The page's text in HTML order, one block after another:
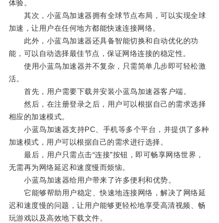
体验。
其次，小蓝鸟加速器拥有全球节点布局，可以实现全球
加速，让用户在任何地方都能快速连接网络。
此外，小蓝鸟加速器还具备智能切换和自动优化的功
能，可以自动选择最佳节点，保证网络连接的稳定性。
使用小蓝鸟加速器并不复杂，只需简单几步即可轻松激
活。
首先，用户需要下载并安装小蓝鸟加速器客户端。
然后，在注册登录之后，用户可以根据自己的需求选择
相应的加速模式。
小蓝鸟加速器支持PC、手机等多个平台，并提供了多种
加速模式，用户可以根据自己的需求进行选择。
最后，用户只需点击“连接”按钮，即可畅享网络世界，
无需再为网络延迟和速度慢而烦恼。
小蓝鸟加速器给用户带来了许多便利和优势。
它能够帮助用户稳定、快速地连接网络，解决了网络延
迟和速度慢的问题，让用户能够更轻松地享受高清视频、畅
玩游戏以及高效地下载文件。